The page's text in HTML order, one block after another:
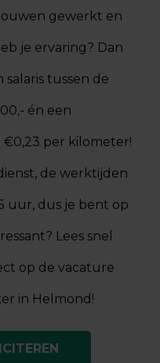
gewerkt en
je ervaring? Dan
tussen de
én een
per kilometer!
de werktijden
uur, dus je bent op
Lees snel
op de vacature
in Helmond!